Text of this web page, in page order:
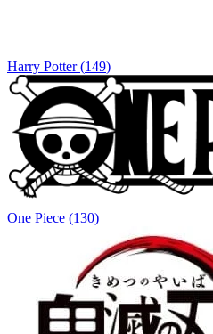
Harry Potter (149)
One Piece (130)